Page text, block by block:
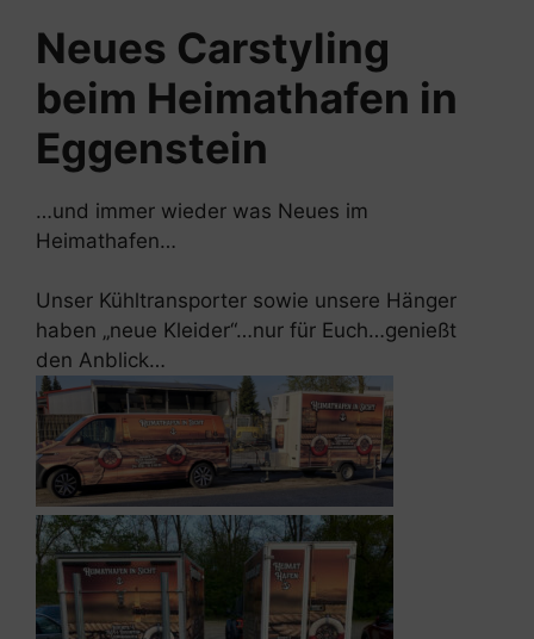
Neues Carstyling
beim Heimathafen in
Eggenstein
…und immer wieder was Neues im
Heimathafen…
Unser Kühltransporter sowie unsere Hänger
haben „neue Kleider“…nur für Euch…genießt
den Anblick…